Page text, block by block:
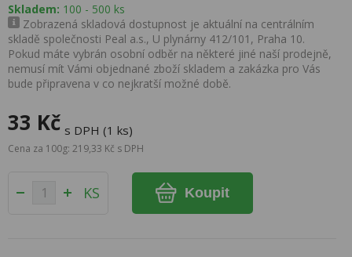
Skladem: 100 - 500 ks
Zobrazená skladová dostupnost je aktuální na centrálním
skladě společnosti Peal a.s., U plynárny 412/101, Praha 10.
Pokud máte vybrán osobní odběr na některé jiné naší prodejně,
nemusí mít Vámi objednané zboží skladem a zakázka pro Vás
bude připravena v co nejkratší možné době.
33 Kč s DPH (1 ks)
Cena za 100g: 219,33 Kč s DPH
KS Koupit